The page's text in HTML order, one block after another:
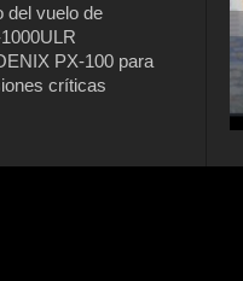
del vuelo de
PX-100 para
críticas
la US Navy retira del